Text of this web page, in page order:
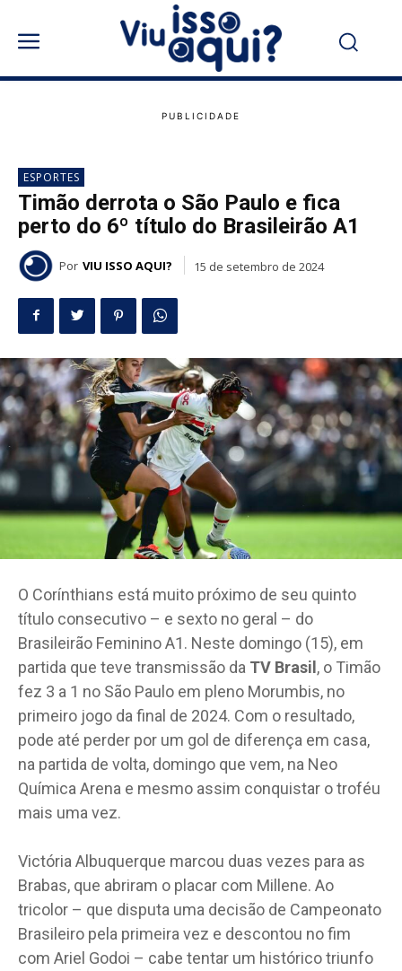
ESPORTES
Timão derrota o São Paulo e fica
perto do 6º título do Brasileirão A1
Por VIU ISSO AQUI? 15 de setembro de 2024
O Corínthians está muito próximo de seu quinto
título consecutivo – e sexto no geral – do
Brasileirão Feminino A1. Neste domingo (15), em
partida que teve transmissão da TV Brasil , o Timão
fez 3 a 1 no São Paulo em pleno Morumbis, no
primeiro jogo da final de 2024. Com o resultado,
pode até perder por um gol de diferença em casa,
na partida de volta, domingo que vem, na Neo
Química Arena e mesmo assim conquistar o troféu
mais uma vez.
Victória Albuquerque marcou duas vezes para as
Brabas, que abriram o placar com Millene. Ao
tricolor – que disputa uma decisão de Campeonato
Brasileiro pela primeira vez e descontou no fim
com Ariel Godoi – cabe tentar um histórico triunfo